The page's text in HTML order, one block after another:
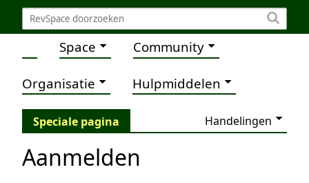
Space Community
Organisatie Hulpmiddelen
Speciale pagina Handelingen
Aanmelden